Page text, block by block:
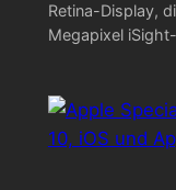
Retina-Display,
Megapixel